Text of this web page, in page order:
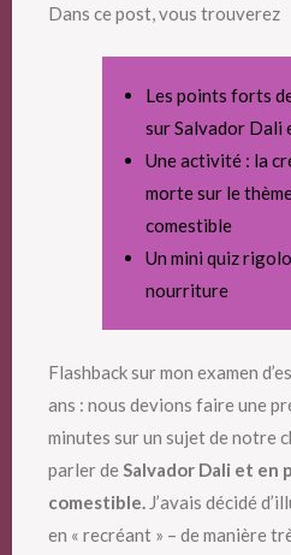
Dans ce post, vous trouverez
Les points forts
sur Salvador Dali
Une activité : la
morte sur le
comestible
Un mini quiz
nourriture
Flashback sur mon examen
ans : nous devions faire une
minutes sur un sujet de notre
parler deSalvador Dali et en
comestible. J’avais décidé
en « recréant » – de manière